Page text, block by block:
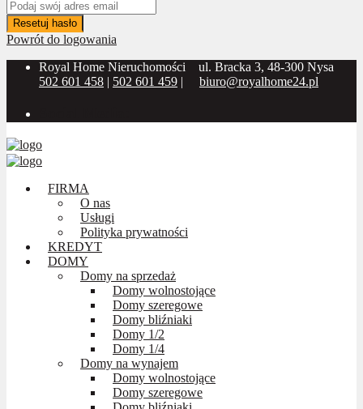
Resetuj hasło
Powrót do logowania
Royal Home Nieruchomości
ul. Bracka 3, 48-300 Nysa
502 601 458 | 502 601 459 | biuro@royalhome24.pl
FIRMA
O nas
Usługi
Polityka prywatności
KREDYT
DOMY
Domy na sprzedaż
Domy wolnostojące
Domy szeregowe
Domy bliźniaki
Domy 1/2
Domy 1/4
Domy na wynajem
Domy wolnostojące
Domy szeregowe